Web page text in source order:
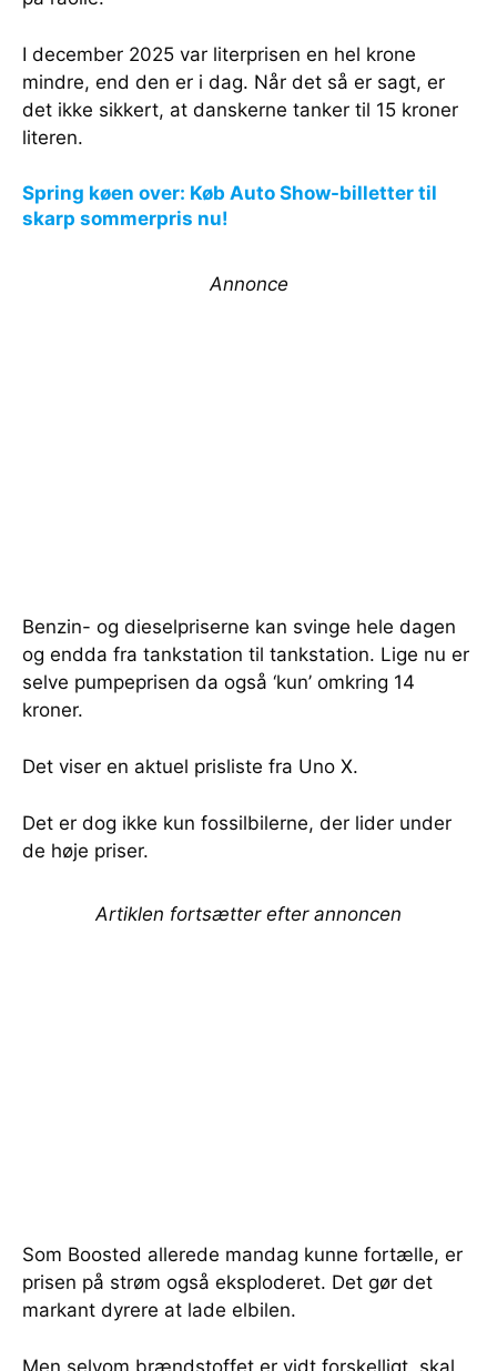
I december 2025 var literprisen en hel krone
mindre, end den er i dag. Når det så er sagt, er
det ikke sikkert, at danskerne tanker til 15 kroner
literen.
Spring køen over: Køb Auto Show-billetter til
skarp sommerpris nu!
Annonce
Benzin- og dieselpriserne kan svinge hele dagen
og endda fra tankstation til tankstation. Lige nu er
selve pumpeprisen da også ‘kun’ omkring 14
kroner.
Det viser en aktuel prisliste fra Uno X.
Det er dog ikke kun fossilbilerne, der lider under
de høje priser.
Artiklen fortsætter efter annoncen
Som Boosted allerede mandag kunne fortælle, er
prisen på strøm også eksploderet. Det gør det
markant dyrere at lade elbilen.
Men selvom brændstoffet er vidt forskelligt, skal